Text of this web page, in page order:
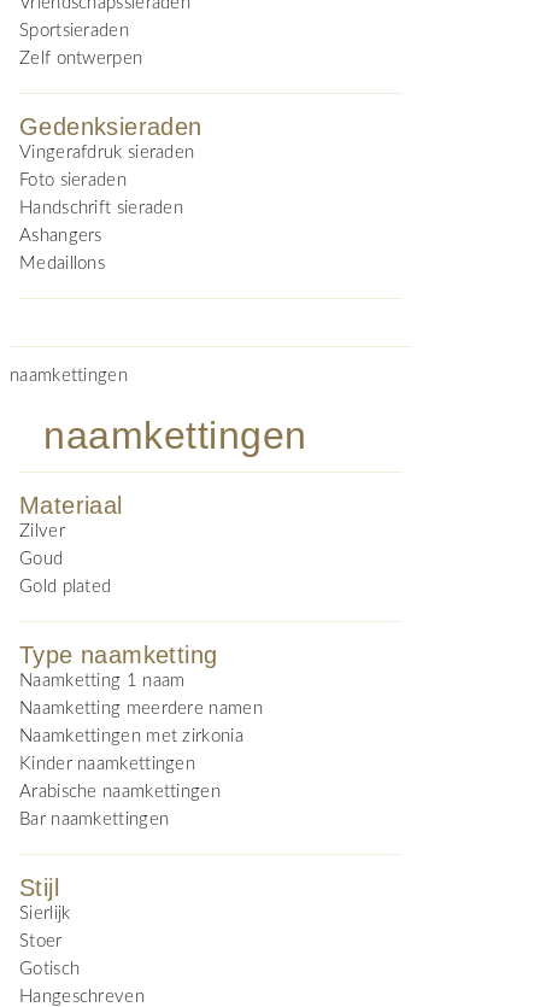
Sportsieraden
Zelf ontwerpen
Gedenksieraden
Vingerafdruk sieraden
Foto sieraden
Handschrift sieraden
Ashangers
Medaillons
naamkettingen
naamkettingen
Materiaal
Zilver
Goud
Gold plated
Type naamketting
Naamketting 1 naam
Naamketting meerdere namen
Naamkettingen met zirkonia
Kinder naamkettingen
Arabische naamkettingen
Bar naamkettingen
Stijl
Sierlijk
Stoer
Gotisch
Hangeschreven